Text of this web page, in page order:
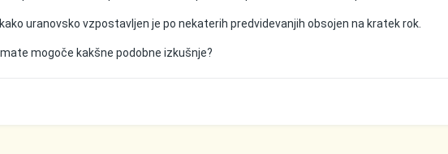
uranovsko vzpostavljen je po nekaterih predvidevanjih obsojen na kratek rok.
mogoče kakšne podobne izkušnje?